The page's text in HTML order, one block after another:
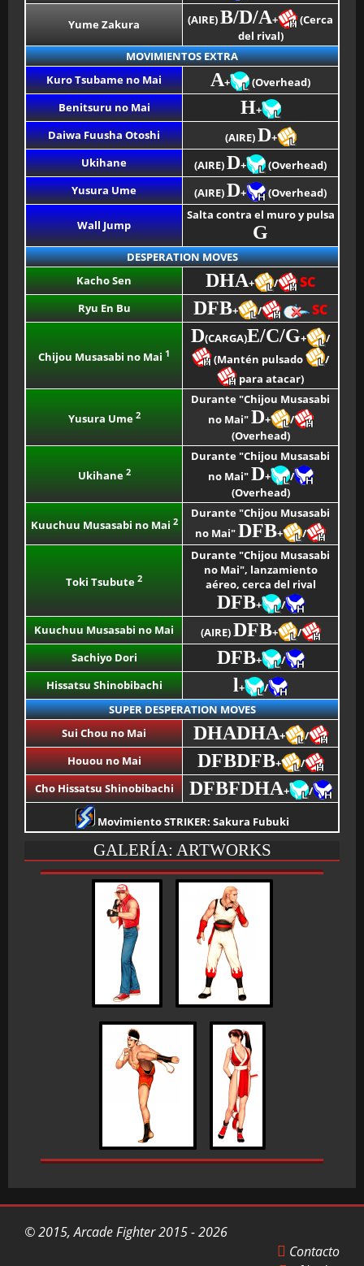
Yume Zakura (AIRE)B/D/A+
(Cerca
del rival)
MOVIMIENTOS EXTRA
Kuro Tsubame no Mai
A+
(Overhead)
Benitsuru no Mai
H+
Daiwa Fuusha Otoshi
(AIRE)D+
Ukihane
(AIRE)D+
(Overhead)
Yusura Ume
(AIRE)D+ (Overhead)
Wall Jump
Salta contra el muro y pulsa
G
DESPERATION MOVES
Kacho Sen
DHA+ / SC
Ryu En Bu DFB+ / SC
Chijou Musasabi no Mai 1
D(CARGA)E/C/G+
/
(Mantén pulsado
/
para atacar)
Yusura Ume 2
Durante "Chijou Musasabi
no Mai"D+
/
(Overhead)
Ukihane 2
Durante "Chijou Musasabi
no Mai"D+
/
(Overhead)
Kuuchuu Musasabi no Mai 2
Durante "Chijou Musasabi
no Mai"DFB+ /
Toki Tsubute 2
Durante "Chijou Musasabi
no Mai", lanzamiento
aéreo, cerca del rival
DFB+
/
Kuuchuu Musasabi no Mai
(AIRE)DFB+
/
Sachiyo Dori
DFB+
/
Hissatsu Shinobibachi
l+
/
SUPER DESPERATION MOVES
Sui Chou no Mai
DHADHA+
/
Houou no Mai
DFBDFB+
/
Cho Hissatsu Shinobibachi
DFBFDHA+ /
Movimiento STRIKER: Sakura Fubuki
GALERÍA: ARTWORKS
© 2015, Arcade Fighter 2015 - 2026
Contacto